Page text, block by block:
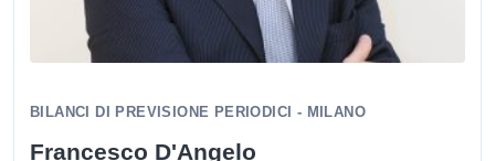
BILANCI DI PREVISIONE PERIODICI - MILANO
Francesco D'Angelo